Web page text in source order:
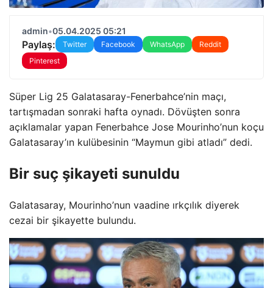
admin•05.04.2025 05:21
Paylaş: Twitter Facebook WhatsApp
Reddit
Pinterest
Süper Lig 25 Galatasaray-Fenerbahce’nin maçı,
tartışmadan sonraki hafta oynadı. Dövüşten sonra
açıklamalar yapan Fenerbahce Jose Mourinho’nun koçu
Galatasaray’ın kulübesinin “Maymun gibi atladı” dedi.
Bir suç şikayeti sunuldu
Galatasaray, Mourinho’nun vaadine ırkçılık diyerek
cezai bir şikayette bulundu.